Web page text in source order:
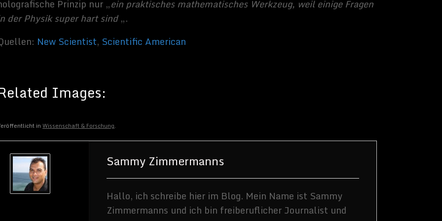
inWissenschaft & Forschung.